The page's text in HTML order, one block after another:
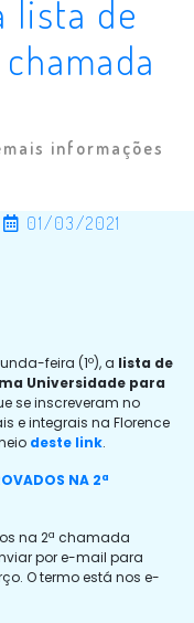
lista de
informações
01/03/2021
feira (1º), a lista de
Universidade para
se inscreveram no
e integrais na Florence
deste link.
NA 2ª
na 2ª chamada
por e-mail para
O termo está nos e-